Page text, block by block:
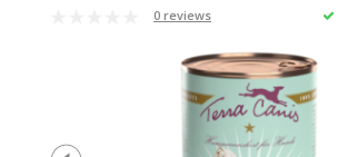
0 reviews